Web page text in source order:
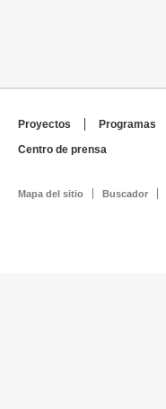
Proyectos Programas
Centro de prensa
Mapa del sitio Buscador